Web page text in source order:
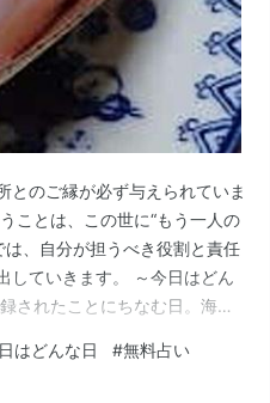
とのご縁が必ず与えられていま
ことは、この世に“もう一人の
、自分が担うべき役割と責任
していきます。 ～今日はどん
されたことにちなむ日。海苔
「ブ（2）ロ（6）グ」の語呂
はどんな日 #無料占い